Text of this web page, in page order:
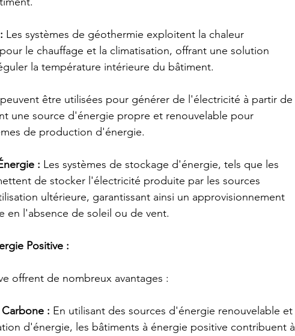
Les systèmes de géothermie exploitent la chaleur
le chauffage et la climatisation, offrant une solution
la température intérieure du bâtiment.
être utilisées pour générer de l'électricité à partir de
une source d'énergie propre et renouvelable pour
de production d'énergie.
: Les systèmes de stockage d'énergie, tels que les
de stocker l'électricité produite par les sources
ultérieure, garantissant ainsi un approvisionnement
en l'absence de soleil ou de vent.
Positive :
offrent de nombreux avantages :
: En utilisant des sources d'énergie renouvelable et
d'énergie, les bâtiments à énergie positive contribuent à